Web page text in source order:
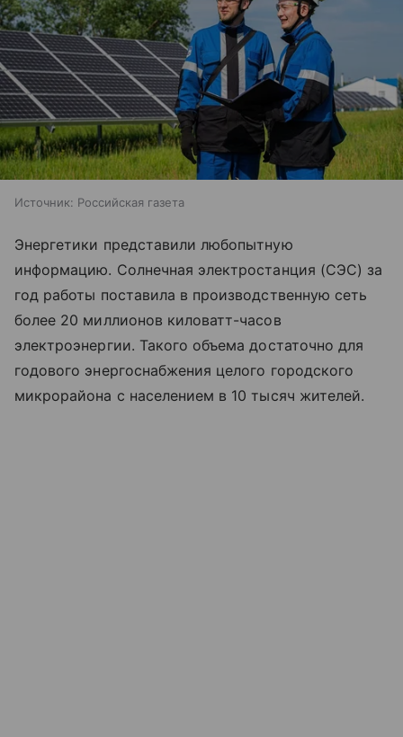
Источник: Российская газета
Энергетики представили любопытную
информацию. Солнечная электростанция (СЭС) за
год работы поставила в производственную сеть
более 20 миллионов киловатт-часов
электроэнергии. Такого объема достаточно для
годового энергоснабжения целого городского
микрорайона с населением в 10 тысяч жителей.